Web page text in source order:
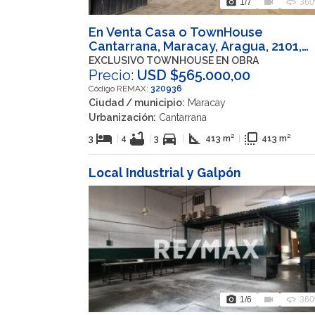
1/7
En Venta Casa o TownHouse
Cantarrana, Maracay, Aragua, 2101,
VEN
EXCLUSIVO TOWNHOUSE EN OBRA
Precio: USD $565.000,00
Código REMAX: 320936
Ciudad / municipio: Maracay
Urbanización: Cantarrana
3 hotel 4 bathtub 3 directions_car square_foot 413 m² flip_to_front 413 m²
Local Industrial y Galpón
photo_camera 1/6 videocam 360